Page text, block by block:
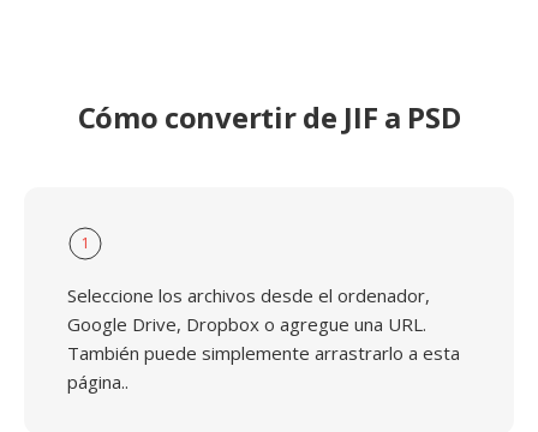
Cómo convertir de JIF a PSD
1
Seleccione los archivos desde el ordenador,
Google Drive, Dropbox o agregue una URL.
También puede simplemente arrastrarlo a esta
página..